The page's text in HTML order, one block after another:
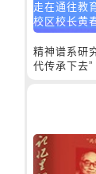
走在通往教
校区校长黄
精神谱系研
代传承下去”